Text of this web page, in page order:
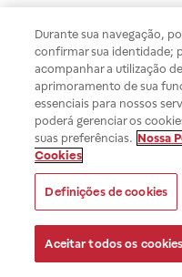
Durante sua navegação,
confirmar sua identidade;
acompanhar a utilização
aprimoramento de sua
essenciais para nossos
poderá gerenciar os
suas preferências. Nossa
Cookies
Definições de cookies
Aceitar todos os cookies